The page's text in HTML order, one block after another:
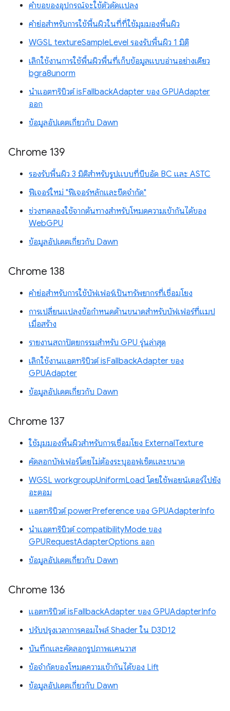
คำขอของอุปกรณ์จะใช้ตัวดัดแปลง
คำย่อสำหรับการใช้พื้นผิวในที่ที่ใช้มุมมองพื้นผิว
WGSL textureSampleLevel รองรับพื้นผิว 1 มิติ
เลิกใช้งานการใช้พื้นผิวพื้นที่เก็บข้อมูลแบบอ่านอย่างเดียว
bgra8unorm
นำแอตทริบิวต์ isFallbackAdapter ของ GPUAdapter
ออก
ข้อมูลอัปเดตเกี่ยวกับ Dawn
Chrome 139
รองรับพื้นผิว 3 มิติสำหรับรูปแบบที่บีบอัด BC และ ASTC
ฟีเจอร์ใหม่ "ฟีเจอร์หลักและขีดจำกัด"
ช่วงทดลองใช้จากต้นทางสำหรับโหมดความเข้ากันได้ของ
WebGPU
ข้อมูลอัปเดตเกี่ยวกับ Dawn
Chrome 138
คำย่อสำหรับการใช้บัฟเฟอร์เป็นทรัพยากรที่เชื่อมโยง
การเปลี่ยนแปลงข้อกำหนดด้านขนาดสำหรับบัฟเฟอร์ที่แมป
เมื่อสร้าง
รายงานสถาปัตยกรรมสำหรับ GPU รุ่นล่าสุด
เลิกใช้งานแอตทริบิวต์ isFallbackAdapter ของ
GPUAdapter
ข้อมูลอัปเดตเกี่ยวกับ Dawn
Chrome 137
ใช้มุมมองพื้นผิวสำหรับการเชื่อมโยง ExternalTexture
คัดลอกบัฟเฟอร์โดยไม่ต้องระบุออฟเซ็ตและขนาด
WGSL workgroupUniformLoad โดยใช้พอยน์เตอร์ไปยัง
อะตอม
แอตทริบิวต์ powerPreference ของ GPUAdapterInfo
นำแอตทริบิวต์ compatibilityMode ของ
GPURequestAdapterOptions ออก
ข้อมูลอัปเดตเกี่ยวกับ Dawn
Chrome 136
แอตทริบิวต์ isFallbackAdapter ของ GPUAdapterInfo
ปรับปรุงเวลาการคอมไพล์ Shader ใน D3D12
บันทึกและคัดลอกรูปภาพแคนวาส
ข้อจำกัดของโหมดความเข้ากันได้ของ Lift
ข้อมูลอัปเดตเกี่ยวกับ Dawn